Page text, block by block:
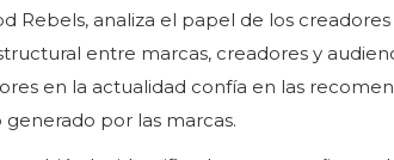
Rebels, analiza el papel de los
entre marcas, creadores y
en la actualidad confía en las
por las marcas.